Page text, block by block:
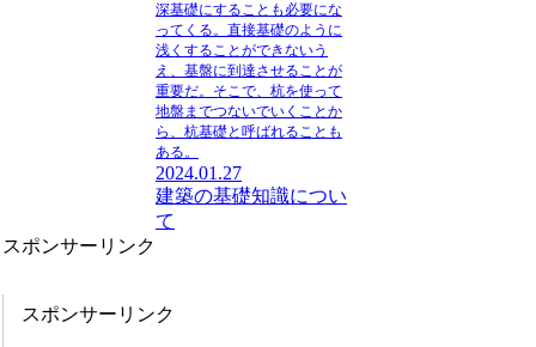
深基礎にすることも必要にな
ってくる。直接基礎のように
浅くすることができないう
え、基盤に到達させることが
重要だ。そこで、杭を使って
地盤までつないでいくことか
ら、杭基礎と呼ばれることも
ある。
2024.01.27
建築の基礎知識につい
て
スポンサーリンク
スポンサーリンク